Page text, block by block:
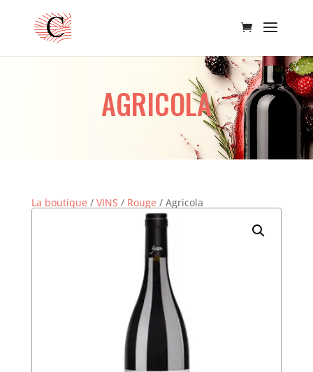
AGRICOLA
La boutique / VINS / Rouge / Agricola